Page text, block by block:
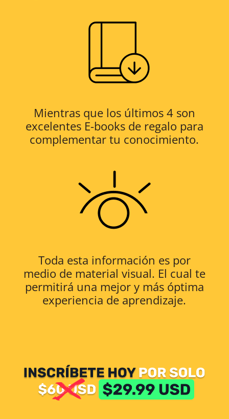
Mientras que los últimos 4 son
excelentes E-books de regalo para
complementar tu conocimiento.
Toda esta información es por
medio de material visual. El cual te
permitirá una mejor y más óptima
experiencia de aprendizaje.